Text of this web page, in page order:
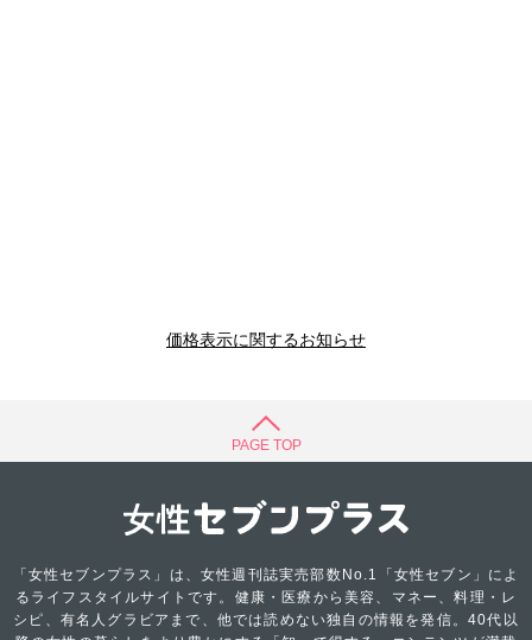
価格表示に関するお知らせ
PAGE TOP
「女性セブンプラス」は、女性週刊誌実売部数No.1「女性セブン」によ
るライフスタイルサイトです。健康・医療から美容、マネー、料理・レ
シピ、有名人グラビアまで、他では読めない独自の情報を発信。40代以